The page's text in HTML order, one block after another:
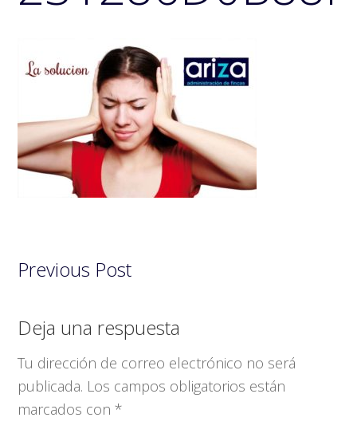
Previous Post
Interacciones
con
los
lectores
Deja una respuesta
Tu dirección de correo electrónico no será
publicada. Los campos obligatorios están
marcados con*